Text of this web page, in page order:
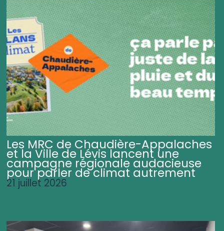
Les MRC de Chaudière-Appalaches
et la Ville de Lévis lancent une
campagne régionale audacieuse
pour parler de climat autrement
21 juillet 2026